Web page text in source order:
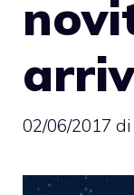
02/06/2017 di